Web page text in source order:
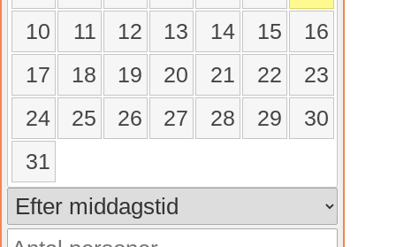
10
11 12 13 14 15
16
17
18 19 20 21 22
23
24
25 26 27 28 29
30
31